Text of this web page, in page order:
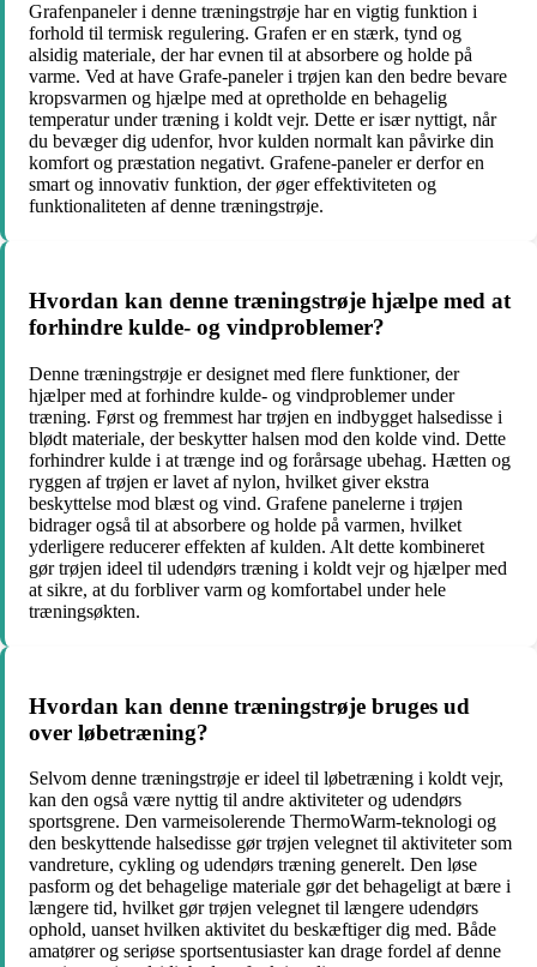
Grafenpaneler i denne træningstrøje har en vigtig funktion i
forhold til termisk regulering. Grafen er en stærk, tynd og
alsidig materiale, der har evnen til at absorbere og holde på
varme. Ved at have Grafe-paneler i trøjen kan den bedre bevare
kropsvarmen og hjælpe med at opretholde en behagelig
temperatur under træning i koldt vejr. Dette er især nyttigt, når
du bevæger dig udenfor, hvor kulden normalt kan påvirke din
komfort og præstation negativt. Grafene-paneler er derfor en
smart og innovativ funktion, der øger effektiviteten og
funktionaliteten af denne træningstrøje.
Hvordan kan denne træningstrøje hjælpe med at
forhindre kulde- og vindproblemer?
Denne træningstrøje er designet med flere funktioner, der
hjælper med at forhindre kulde- og vindproblemer under
træning. Først og fremmest har trøjen en indbygget halsedisse i
blødt materiale, der beskytter halsen mod den kolde vind. Dette
forhindrer kulde i at trænge ind og forårsage ubehag. Hætten og
ryggen af trøjen er lavet af nylon, hvilket giver ekstra
beskyttelse mod blæst og vind. Grafene panelerne i trøjen
bidrager også til at absorbere og holde på varmen, hvilket
yderligere reducerer effekten af kulden. Alt dette kombineret
gør trøjen ideel til udendørs træning i koldt vejr og hjælper med
at sikre, at du forbliver varm og komfortabel under hele
træningsøkten.
Hvordan kan denne træningstrøje bruges ud
over løbetræning?
Selvom denne træningstrøje er ideel til løbetræning i koldt vejr,
kan den også være nyttig til andre aktiviteter og udendørs
sportsgrene. Den varmeisolerende ThermoWarm-teknologi og
den beskyttende halsedisse gør trøjen velegnet til aktiviteter som
vandreture, cykling og udendørs træning generelt. Den løse
pasform og det behagelige materiale gør det behageligt at bære i
længere tid, hvilket gør trøjen velegnet til længere udendørs
ophold, uanset hvilken aktivitet du beskæftiger dig med. Både
amatører og seriøse sportsentusiaster kan drage fordel af denne